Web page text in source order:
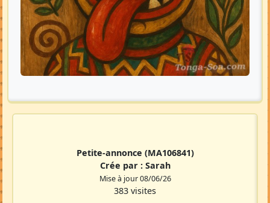
Petite-annonce (MA106841)
Crée par : Sarah
Mise à jour 08/06/26
383 visites